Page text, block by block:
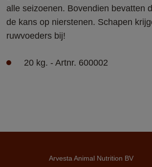
alle seizoenen. Bovendien bevatten
de kans op nierstenen. Schapen
ruwvoeders bij!
20 kg. - Artnr. 600002
Arvesta Animal Nutrition BV